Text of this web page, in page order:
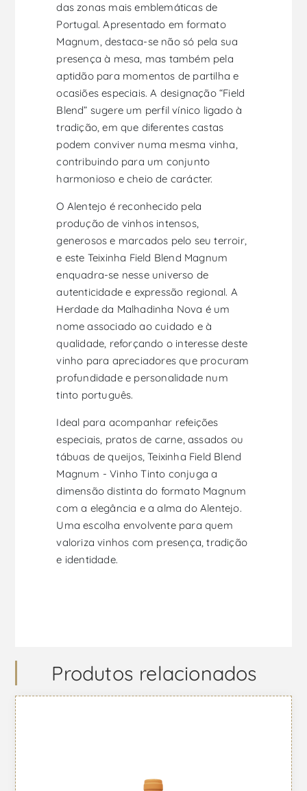
das zonas mais emblemáticas de
Portugal. Apresentado em formato
Magnum, destaca-se não só pela sua
presença à mesa, mas também pela
aptidão para momentos de partilha e
ocasiões especiais. A designação “Field
Blend” sugere um perfil vínico ligado à
tradição, em que diferentes castas
podem conviver numa mesma vinha,
contribuindo para um conjunto
harmonioso e cheio de carácter.
O Alentejo é reconhecido pela
produção de vinhos intensos,
generosos e marcados pelo seu terroir,
e este Teixinha Field Blend Magnum
enquadra-se nesse universo de
autenticidade e expressão regional. A
Herdade da Malhadinha Nova é um
nome associado ao cuidado e à
qualidade, reforçando o interesse deste
vinho para apreciadores que procuram
profundidade e personalidade num
tinto português.
Ideal para acompanhar refeições
especiais, pratos de carne, assados ou
tábuas de queijos, Teixinha Field Blend
Magnum - Vinho Tinto conjuga a
dimensão distinta do formato Magnum
com a elegância e a alma do Alentejo.
Uma escolha envolvente para quem
valoriza vinhos com presença, tradição
e identidade.
Produtos relacionados